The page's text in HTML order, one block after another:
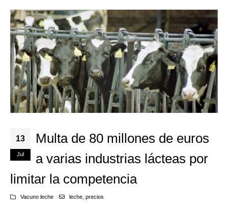
13
Jul
Multa de 80 millones de euros
a varias industrias lácteas por
limitar la competencia
Vacuno leche leche, precios